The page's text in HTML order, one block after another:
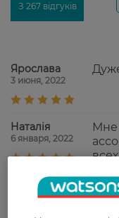
З 267 відгуків
Ярослава
3 июня, 2022
Наталія
6 января, 2022
Мне
Oksanka